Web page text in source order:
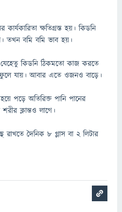
ক্ষতিগ্রস্ত হয়। কিডনি
তখন বমি বমি ভাব হয়।
কিডনি ঠিকমতো কাজ করতে
যায়। আবার এতে ওজনও বাড়ে।
পড়ে অতিরিক্ত পানি পানের
ক্লান্তও লাগে।
রাখতে দৈনিক ৮ গ্লাস বা ২ লিটার